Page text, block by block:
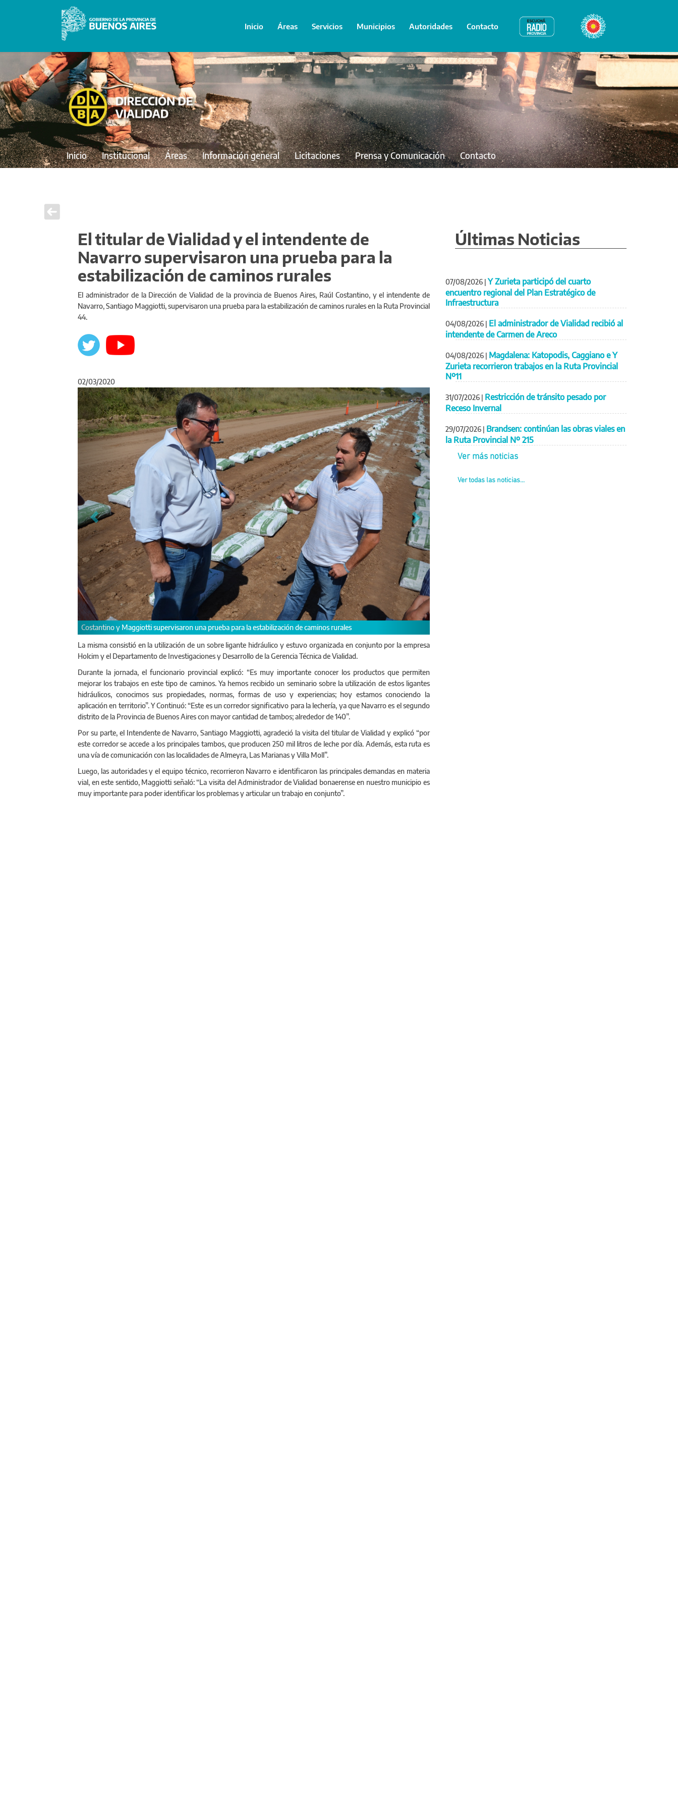
Inicio Áreas Servicios Municipios Autoridades Contacto Radio Provincia Bicentenario
Inicio Institucional Áreas Información general Licitaciones Prensa y Comunicación Contacto
El titular de Vialidad y el intendente de
Navarro supervisaron una prueba para la
estabilización de caminos rurales
El administrador de la Dirección de Vialidad de la provincia de Buenos Aires, Raúl Costantino, y el intendente de
Navarro, Santiago Maggiotti, supervisaron una prueba para la estabilización de caminos rurales en la Ruta Provincial
44.
02/03/2020
Participaron de la prueba equipos técnicos de Vialidad.
Anterior Siguiente
La misma consistió en la utilización de un sobre ligante hidráulico y estuvo organizada en conjunto por la empresa
Holcim y el Departamento de Investigaciones y Desarrollo de la Gerencia Técnica de Vialidad.
Durante la jornada, el funcionario provincial explicó: “Es muy importante conocer los productos que permiten
mejorar los trabajos en este tipo de caminos. Ya hemos recibido un seminario sobre la utilización de estos ligantes
hidráulicos, conocimos sus propiedades, normas, formas de uso y experiencias; hoy estamos conociendo la
aplicación en territorio”. Y Continuó: “Este es un corredor significativo para la lechería, ya que Navarro es el segundo
distrito de la Provincia de Buenos Aires con mayor cantidad de tambos; alrededor de 140”.
Por su parte, el Intendente de Navarro, Santiago Maggiotti, agradeció la visita del titular de Vialidad y explicó “por
este corredor se accede a los principales tambos, que producen 250 mil litros de leche por día. Además, esta ruta es
una vía de comunicación con las localidades de Almeyra, Las Marianas y Villa Moll”.
Luego, las autoridades y el equipo técnico, recorrieron Navarro e identificaron las principales demandas en materia
vial, en este sentido, Maggiotti señaló: “La visita del Administrador de Vialidad bonaerense en nuestro municipio es
muy importante para poder identificar los problemas y articular un trabajo en conjunto”.
Últimas Noticias
07/08/2026 | Y Zurieta participó del cuarto
encuentro regional del Plan Estratégico de
Infraestructura
04/08/2026 | El administrador de Vialidad recibió al
intendente de Carmen de Areco
04/08/2026 | Magdalena: Katopodis, Caggiano e Y
Zurieta recorrieron trabajos en la Ruta Provincial
Nº11
31/07/2026 | Restricción de tránsito pesado por
Receso Invernal
29/07/2026 | Brandsen: continúan las obras viales en
la Ruta Provincial Nº 215
Ver más noticias
Ver todas las noticias...